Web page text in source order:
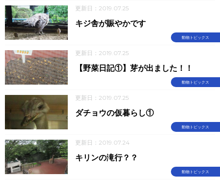
更新日：2019.07.25
動物トピックス
キジ舎が賑やかです
更新日：2019.07.25
動物トピックス
【野菜日記①】芽が出ました！！
更新日：2019.07.25
動物トピックス
ダチョウの仮暮らし①
更新日：2019.07.24
動物トピックス
キリンの滝行？？